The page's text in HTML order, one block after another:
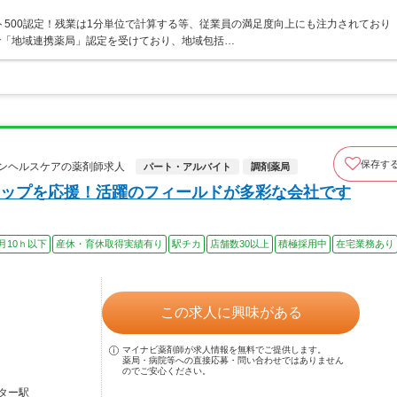
認定！残業は1分単位で計算する等、従業員の満足度向上にも注力されており
地域連携薬局」認定を受けており、地域包括…
ルスケアの薬剤師求人 パート・アルバイト 調剤薬局 保存す
プを応援！活躍のフィールドが多彩な会社です
10ｈ以下 産休・育休取得実績有り 駅チカ 店舗数30以上 積極採用中 在宅業務あり
ー駅
この求人に興味がある
マイナビ薬剤師が求人情報を無料でご提供します。
薬局・病院等への直接応募・問い合わせではありません
のでご安心ください。